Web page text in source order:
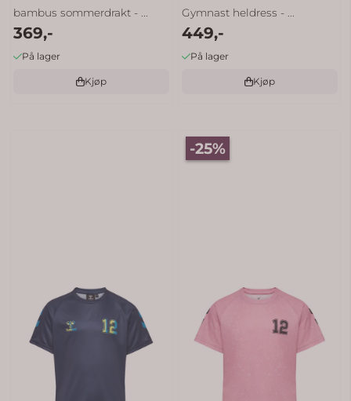
bambus sommerdrakt - ...
369,-
På lager
Kjøp
Gymnast heldress - ...
449,-
På lager
Kjøp
-25%